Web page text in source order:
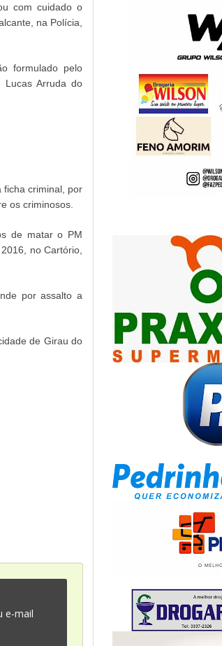
com cuidado o
na Polícia,
formulado pelo
Lucas Arruda do
ficha criminal, por
os criminosos.
de matar o PM
no Cartório,
por assalto a
de Girau do
e-mail